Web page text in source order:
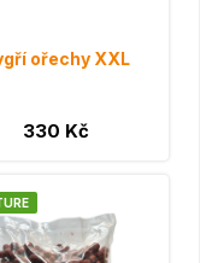
ořechy XXL
330 Kč